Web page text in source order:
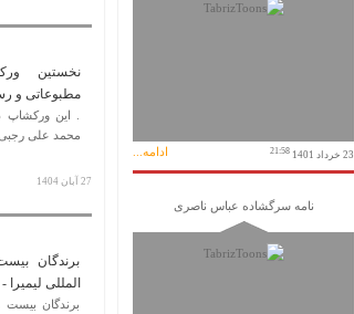
23 خرداد 1401 21:58 ادامه...
نامه سرگشاده عباس ناصری
نخستین
مطبوعاتی و
. این ورکشاپ
محمد علی رجبی
27 آبان 1404
برندگان
المللی لیمیرا -
برندگان